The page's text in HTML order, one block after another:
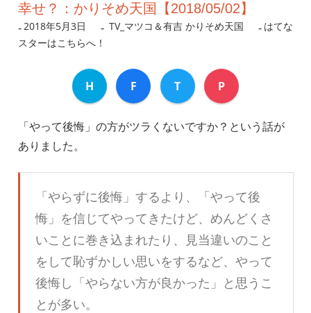
幸せ？：かりそめ天国【2018/05/02】
2018年5月3日 nanigoto
TV_マツコ＆有吉 かりそめ天国
はてな
スターはこちらへ！
H F T P
「やって後悔」の方がツラくないですか？という話が
ありました。
「やらずに後悔」するより、「やって後
悔」を信じてやってきたけど、めんどくさ
いことに巻き込まれたり、見当違いのこと
をして恥ずかしい思いをするなど、やって
後悔し「やらない方が良かった」と思うこ
とが多い。